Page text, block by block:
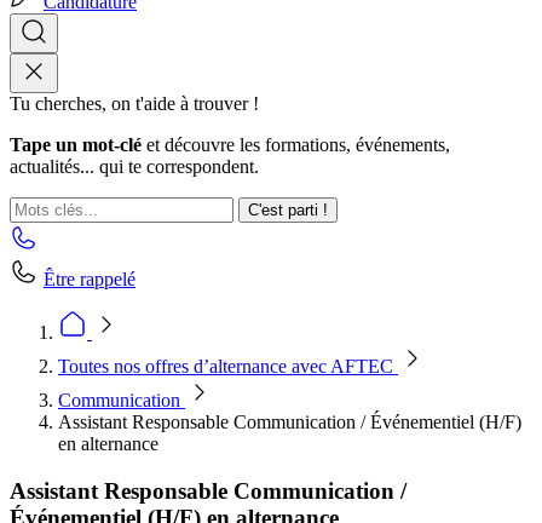
Tu cherches, on t'aide à trouver !
Tape un mot-clé et découvre les formations, événements,
actualités... qui te correspondent.
C'est parti !
Être rappelé
Toutes nos offres d’alternance avec AFTEC
Communication
Assistant Responsable Communication / Événementiel (H/F)
en alternance
Assistant Responsable Communication /
Événementiel (H/F) en alternance